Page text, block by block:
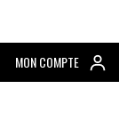
MON COMPTE